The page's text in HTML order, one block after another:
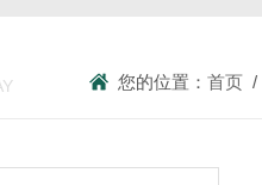
您的位置：首页 /